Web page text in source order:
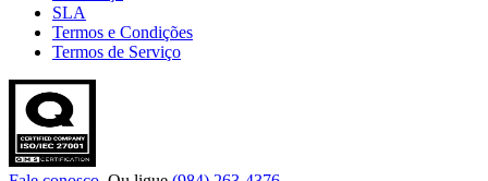
SLA
Termos e Condições
Termos de Serviço